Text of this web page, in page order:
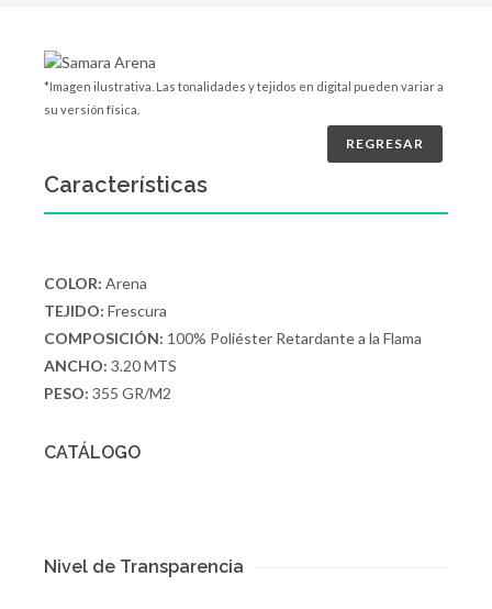
*Imagen ilustrativa. Las tonalidades y tejidos en digital pueden variar a
su versión física.
REGRESAR
Características
COLOR: Arena
TEJIDO: Frescura
COMPOSICIÓN: 100% Poliéster Retardante a la Flama
ANCHO: 3.20 MTS
PESO: 355 GR/M2
CATÁLOGO
Nivel de Transparencia